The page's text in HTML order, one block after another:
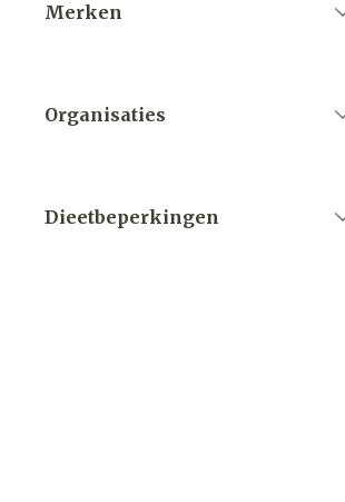
Merken
Organisaties
Dieetbeperkingen